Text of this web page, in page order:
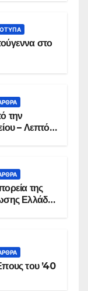
στο
την
– Λεπτό
της
Ελλάδος
του ’40